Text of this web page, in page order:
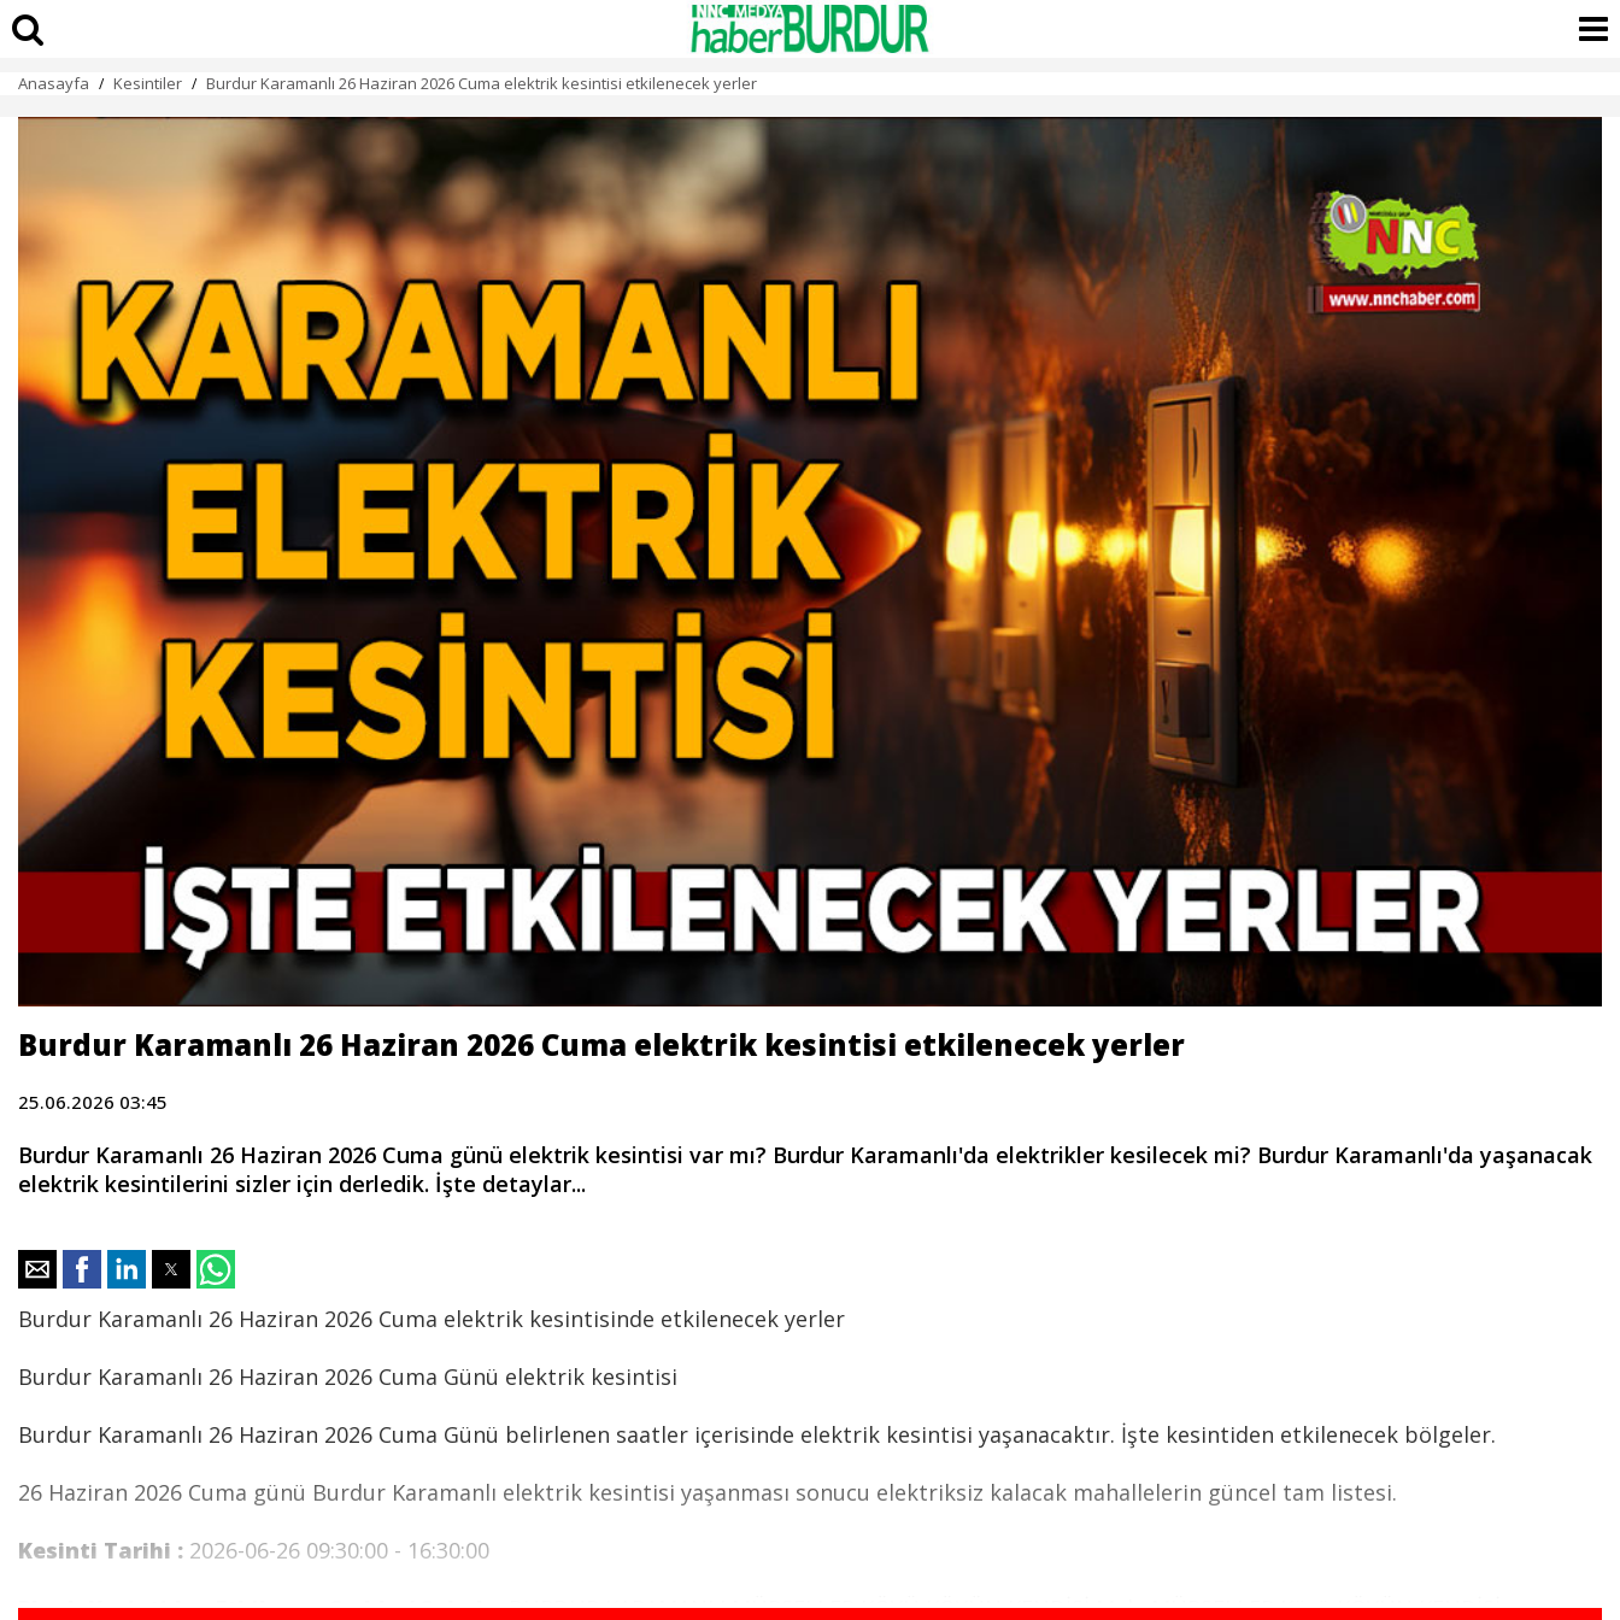
Anasayfa / Kesintiler / Burdur Karamanlı 26 Haziran 2026 Cuma elektrik kesintisi etkilenecek yerler
Burdur Karamanlı 26 Haziran 2026 Cuma elektrik kesintisi etkilenecek yerler
25.06.2026 03:45
Burdur Karamanlı 26 Haziran 2026 Cuma günü elektrik kesintisi var mı? Burdur Karamanlı'da elektrikler kesilecek mi? Burdur Karamanlı'da yaşanacak
elektrik kesintilerini sizler için derledik. İşte detaylar...
Burdur Karamanlı 26 Haziran 2026 Cuma elektrik kesintisinde etkilenecek yerler
Burdur Karamanlı 26 Haziran 2026 Cuma Günü elektrik kesintisi
Burdur Karamanlı 26 Haziran 2026 Cuma Günü belirlenen saatler içerisinde elektrik kesintisi yaşanacaktır. İşte kesintiden etkilenecek bölgeler.
26 Haziran 2026 Cuma günü Burdur Karamanlı elektrik kesintisi yaşanması sonucu elektriksiz kalacak mahallelerin güncel tam listesi.
Kesinti Tarihi : 2026-06-26 09:30:00 - 16:30:00
Planlı Kesintiden Etkilenen Cadde / Sokak :BURDUR,KARAMANLI,MÜRSELLER KÖYÜ KÖYÜN KENDİSİ Mah.,MÜRSELLER Köyü KÖYÜN KENDİSİ